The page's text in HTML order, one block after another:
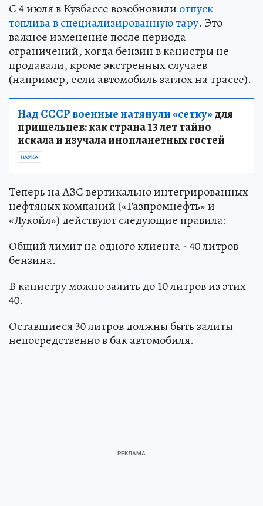
С 4 июля в Кузбассе возобновили отпуск
топлива в специализированную тару. Это
важное изменение после периода
ограничений, когда бензин в канистры не
продавали, кроме экстренных случаев
(например, если автомобиль заглох на трассе).
Над СССР военные натянули «сетку»для
пришельцев: как страна 13 лет тайно
искала и изучала инопланетных гостей
НАУКА
Теперь на АЗС вертикально интегрированных
нефтяных компаний («Газпромнефть» и
«Лукойл») действуют следующие правила:
Общий лимит на одного клиента - 40 литров
бензина.
В канистру можно залить до 10 литров из этих
40.
Оставшиеся 30 литров должны быть залиты
непосредственно в бак автомобиля.